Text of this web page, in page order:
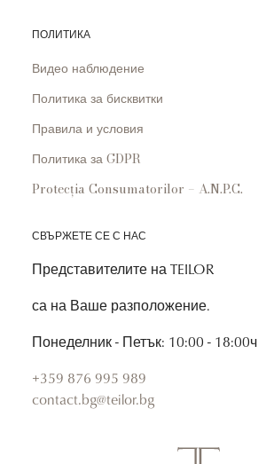
ПОЛИТИКА
Видео наблюдение
Политика за бисквитки
Правила и условия
Политика за GDPR
Protecția Consumatorilor – A.N.P.C.
СВЪРЖЕТЕ СЕ С НАС
Представителите на TEILOR
са на Ваше разположение.
Понеделник - Петък: 10:00 - 18:00ч
+359 876 995 989
contact.bg@teilor.bg